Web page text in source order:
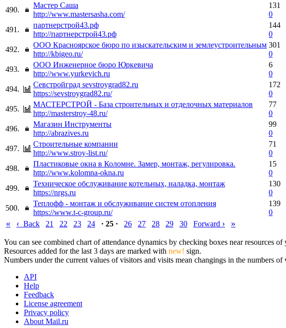
490.
Мастер Саша
http://www.mastersasha.com/
131
0
491.
партнерстрой43.рф
http://партнерстрой43.рф
144
0
492.
ООО Красноярское бюро по изыскательским и землеустроительным
http://kbigeo.ru/
301
0
493.
ООО Инженерное бюро Юркевича
http://www.yurkevich.ru
6
0
494.
Севстройград sevstroygrad82.ru
https://sevstroygrad82.ru/
172
0
495.
МАСТЕРСТРОЙ - База строительных и отделочных материалов
http://masterstroy-48.ru/
77
0
496.
Магазин Инструменты
http://abrazives.ru
99
0
497.
Строительные компании
http://www.stroy-list.ru/
71
0
498.
Пластиковые окна в Коломне. Замер, монтаж, регулировка.
http://www.kolomna-okna.ru
15
0
499.
Техническое обслуживание котельных, наладка, монтаж
https://nrgs.ru
130
0
500.
Теплофф - монтаж и обслуживание систем отопления
https://www.t-c-group.ru/
139
0
« ‹ Back 21 22 23 24 · 25 · 26 27 28 29 30 Forward › »
You can see combined chart of attendance dynamics by checking boxes near resources
Resources added for the last 3 days are marked with new! sign.
Numbers under the current values of visitors and visits mean changings in the numbers
API
Help
Feedback
License agreement
Privacy policy
About Mail.ru